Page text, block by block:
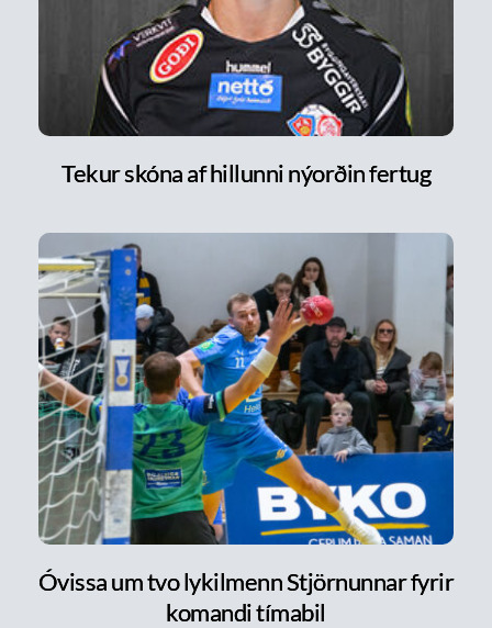
Tekur skóna af hillunni nýorðin fertug
Óvissa um tvo lykilmenn Stjörnunnar fyrir
komandi tímabil